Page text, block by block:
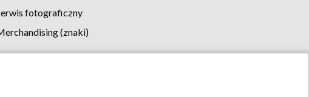
fotograficzny
(znaki)